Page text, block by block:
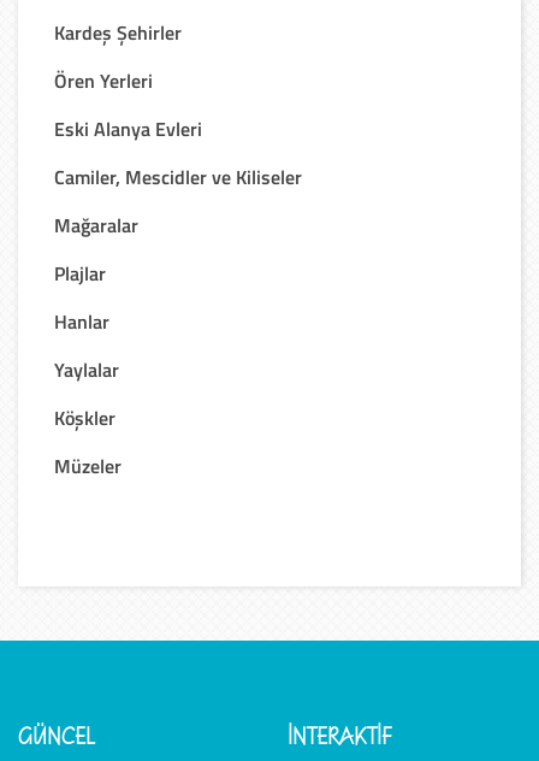
Kardeş Şehirler
Ören Yerleri
Eski Alanya Evleri
Camiler, Mescidler ve Kiliseler
Mağaralar
Plajlar
Hanlar
Yaylalar
Köşkler
Müzeler
GÜNCEL İNTERAKTİF